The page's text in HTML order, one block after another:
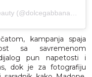
kampanja spaja
sa savremenom
pun napetosti i
dok je za fotografiju